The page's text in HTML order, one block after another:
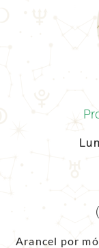
Arancel por